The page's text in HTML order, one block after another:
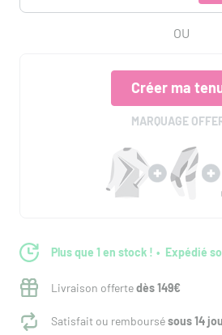
OU
Créer ma
MARQUAGE
Plus que 1 en stock ! Expédié
Livraison offertedès 149€
Satisfait ou remboursésous 14